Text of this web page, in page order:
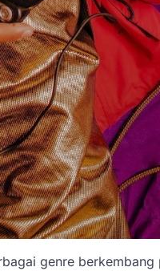
genre berkembang